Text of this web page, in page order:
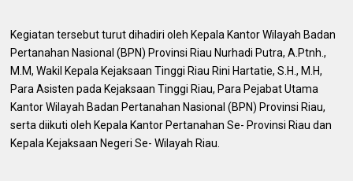
Kegiatan tersebut turut dihadiri oleh Kepala Kantor Wilayah Badan
Pertanahan Nasional (BPN) Provinsi Riau Nurhadi Putra, A.Ptnh.,
M.M, Wakil Kepala Kejaksaan Tinggi Riau Rini Hartatie, S.H., M.H,
Para Asisten pada Kejaksaan Tinggi Riau, Para Pejabat Utama
Kantor Wilayah Badan Pertanahan Nasional (BPN) Provinsi Riau,
serta diikuti oleh Kepala Kantor Pertanahan Se- Provinsi Riau dan
Kepala Kejaksaan Negeri Se- Wilayah Riau.